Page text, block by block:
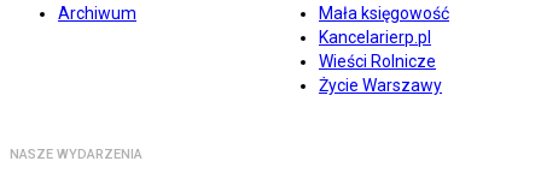
Archiwum
Mała księgowość
Kancelarierp.pl
Wieści Rolnicze
Życie Warszawy
NASZE WYDARZENIA